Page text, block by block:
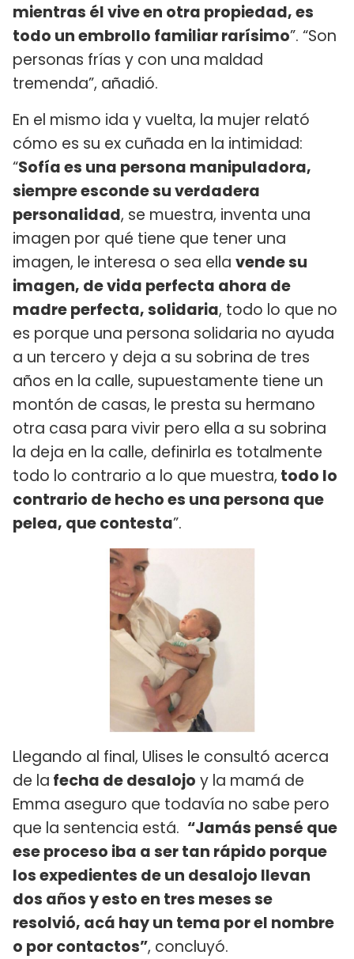
mientras él vive en otra propiedad, es
todo un embrollo familiar rarísimo”. “Son
personas frías y con una maldad
tremenda”, añadió.
En el mismo ida y vuelta, la mujer relató
cómo es su ex cuñada en la intimidad:
“Sofía es una persona manipuladora,
siempre esconde su verdadera
personalidad, se muestra, inventa una
imagen por qué tiene que tener una
imagen, le interesa o sea ella vende su
imagen, de vida perfecta ahora de
madre perfecta, solidaria, todo lo que no
es porque una persona solidaria no ayuda
a un tercero y deja a su sobrina de tres
años en la calle, supuestamente tiene un
montón de casas, le presta su hermano
otra casa para vivir pero ella a su sobrina
la deja en la calle, definirla es totalmente
todo lo contrario a lo que muestra, todo lo
contrario de hecho es una persona que
pelea, que contesta”.
Llegando al final, Ulises le consultó acerca
de la fecha de desalojo y la mamá de
Emma aseguro que todavía no sabe pero
que la sentencia está. “Jamás pensé que
ese proceso iba a ser tan rápido porque
los expedientes de un desalojo llevan
dos años y esto en tres meses se
resolvió, acá hay un tema por el nombre
o por contactos”, concluyó.